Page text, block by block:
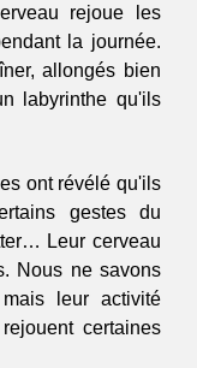
rejoue les
la journée.
allongés bien
labyrinthe qu'ils
ont révélé qu'ils
gestes du
Leur cerveau
Nous ne savons
leur activité
certaines